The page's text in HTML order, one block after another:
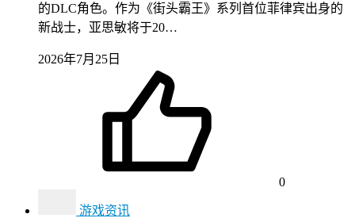
的DLC角色。作为《街头霸王》系列首位菲律宾出身的
新战士，亚思敏将于20…
2026年7月25日
0
游戏资讯